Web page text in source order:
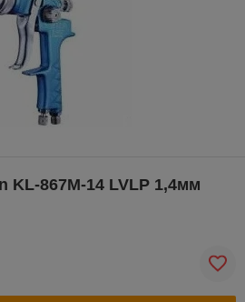
KL-867M-14 LVLP 1,4мм